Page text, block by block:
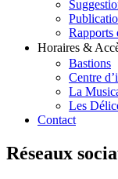
Rapports
Horaires &
Bastions
Centre
La
Les
Contact
Réseaux